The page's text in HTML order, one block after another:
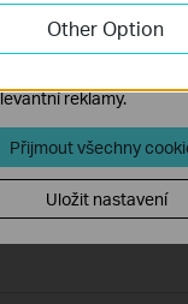
Other Option
jejich
cookie mohou
reklamy.
Přijmout všechny
Uložit nastavení